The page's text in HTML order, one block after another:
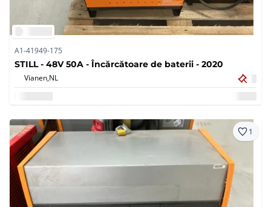
A1-41949-175
STILL - 48V 50A - Încărcătoare de baterii - 2020
Vianen,NL
1